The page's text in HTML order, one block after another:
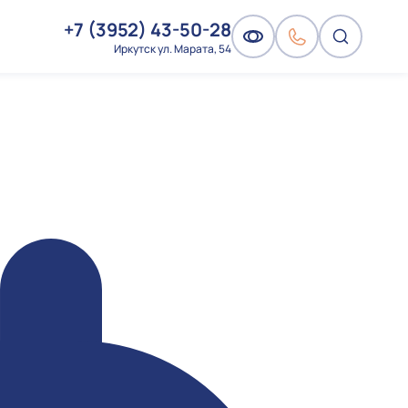
+7 (3952) 43-50-28
Иркутск ул. Марата, 54